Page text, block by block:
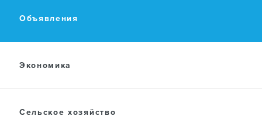
АДМИНИСТРАЦИЯ
ПРЕСС-ЦЕНТР
Объявления
Экономика
Сельское хозяйство